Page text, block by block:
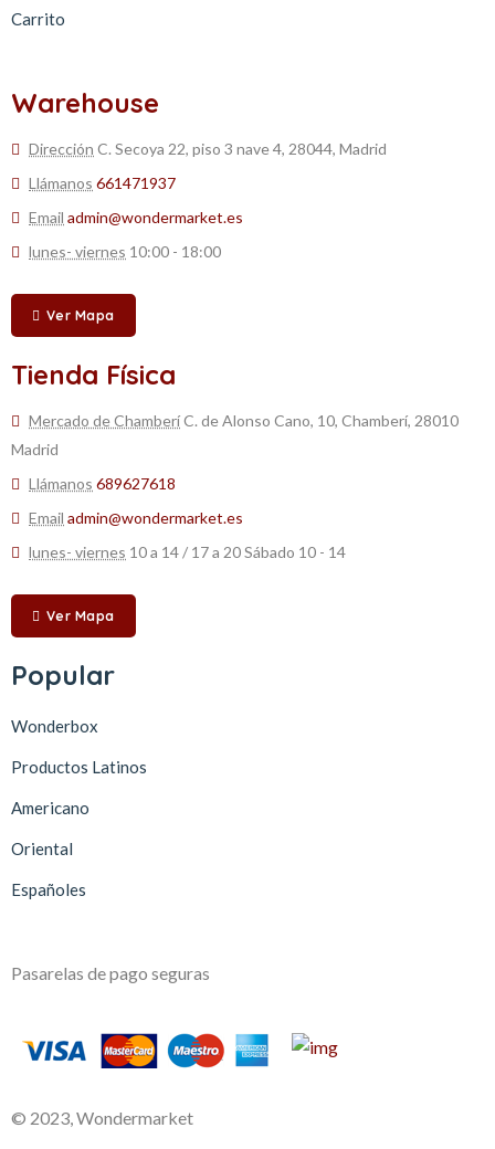
Carrito
Warehouse
Dirección C. Secoya 22, piso 3 nave 4, 28044, Madrid
Llámanos 661471937
Email admin@wondermarket.es
lunes- viernes 10:00 - 18:00
Ver Mapa
Tienda Física
Mercado de ChamberíC. de Alonso Cano, 10, Chamberí, 28010
Madrid
Llámanos 689627618
Email admin@wondermarket.es
lunes- viernes 10 a 14 / 17 a 20 Sábado 10 - 14
Ver Mapa
Popular
Wonderbox
Productos Latinos
Americano
Oriental
Españoles
Pasarelas de pago seguras
© 2023, Wondermarket